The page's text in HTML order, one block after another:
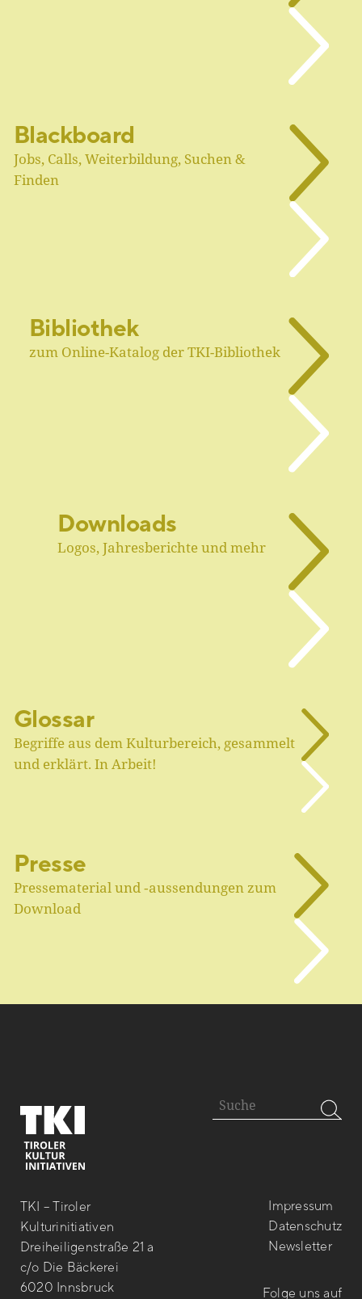
Blackboard
Jobs, Calls, Weiterbildung, Suchen &
Finden
Bibliothek
zum Online-Katalog der TKI-Bibliothek
Downloads
Logos, Jahresberichte und mehr
Glossar
Begriffe aus dem Kulturbereich, gesammelt
und erklärt. In Arbeit!
Presse
Pressematerial und ‑aussendungen zum
Download
TKI – Tiroler
Kulturinitiativen
Dreiheiligenstraße 21 a
c/o Die Bäckerei
6020 Innsbruck
Impressum
Datenschutz
Newsletter
Folge uns auf